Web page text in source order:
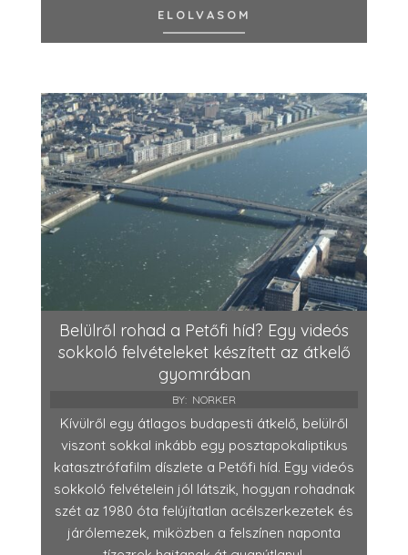
ELOLVASOM
Belülről rohad a Petőfi híd? Egy videós
sokkoló felvételeket készített az átkelő
gyomrában
BY: NORKER
Kívülről egy átlagos budapesti átkelő, belülről
viszont sokkal inkább egy posztapokaliptikus
katasztrófafilm díszlete a Petőfi híd. Egy videós
sokkoló felvételein jól látszik, hogyan rohadnak
szét az 1980 óta felújítatlan acélszerkezetek és
járólemezek, miközben a felszínen naponta